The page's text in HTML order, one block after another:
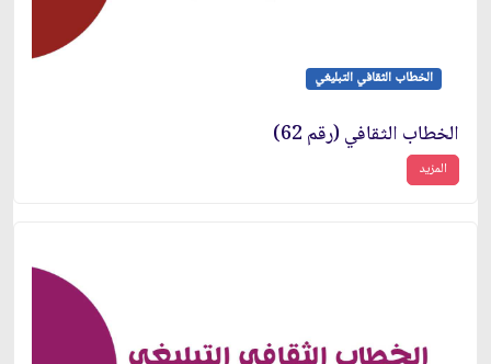
الخطاب الثقافي التبليغي
الخطاب الثقافي (رقم 62)
المزيد